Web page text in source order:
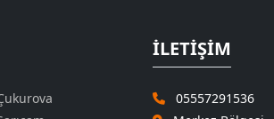
İLETIŞIM
05557291536